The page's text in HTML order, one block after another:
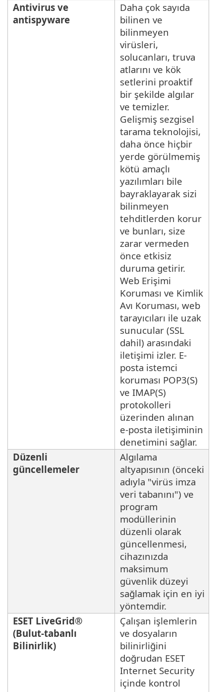
Antivirus ve
antispyware
Daha çok sayıda
bilinen ve
bilinmeyen
virüsleri,
solucanları, truva
atlarını ve kök
setlerini proaktif
bir şekilde algılar
ve temizler.
Gelişmiş sezgisel
tarama teknolojisi,
daha önce hiçbir
yerde görülmemiş
kötü amaçlı
yazılımları bile
bayraklayarak sizi
bilinmeyen
tehditlerden korur
ve bunları, size
zarar vermeden
önce etkisiz
duruma getirir.
Web Erişimi
Koruması ve Kimlik
Avı Koruması, web
tarayıcıları ile uzak
sunucular (SSL
dahil) arasındaki
iletişimi izler. E-
posta istemci
koruması POP3(S)
ve IMAP(S)
protokolleri
üzerinden alınan
e-posta iletişiminin
denetimini sağlar.
Düzenli
güncellemeler
Algılama
altyapısının (önceki
adıyla "virüs imza
veri tabanını") ve
program
modüllerinin
düzenli olarak
güncellenmesi,
cihazınızda
maksimum
güvenlik düzeyi
sağlamak için en iyi
yöntemdir.
ESET LiveGrid®
(Bulut-tabanlı
Bilinirlik)
Çalışan işlemlerin
ve dosyaların
bilinirliğini
doğrudan ESET
Internet Security
içinde kontrol